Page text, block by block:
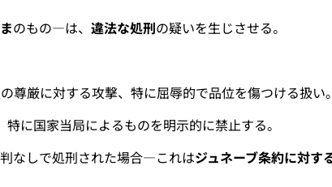
のもの—は、違法な処刑の疑いを生じさせる。
厳に対する攻撃、特に屈辱的で品位を傷つける扱い
特に国家当局によるものを明示的に禁止する。
なしで処刑された場合—これはジュネーブ条約に対す